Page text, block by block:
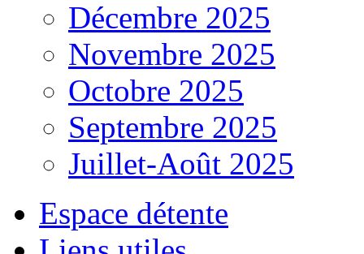
Décembre 2025
Novembre 2025
Octobre 2025
Septembre 2025
Juillet-Août 2025
Espace détente